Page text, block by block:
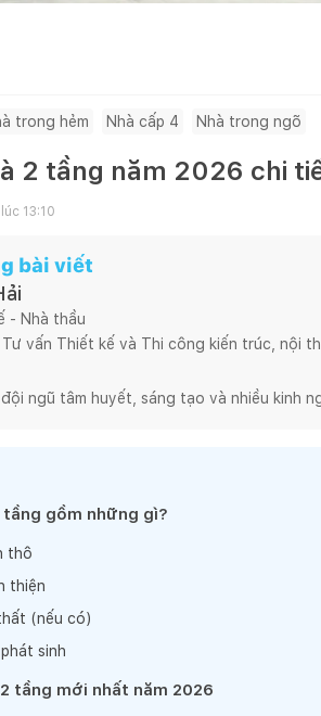
trong hẻm Nhà cấp 4 Nhà trong ngõ
2 tầng năm 2026 chi
13:10
bài viết
- Nhà thầu
vấn Thiết kế và Thi công kiến trúc, nội
ngũ tâm huyết, sáng tạo và nhiều kinh
dự án theo một cách riêng biệt, phù hợp
hoàn thiện và hài lòng nhất !
tầng gồm những gì?
thô
thiện
(nếu có)
sinh
tầng mới nhất năm 2026